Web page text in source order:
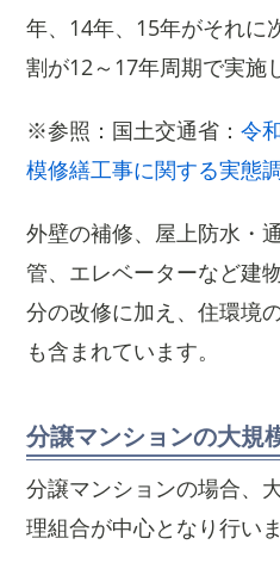
年、14年、15年がそれに
割が12～17年周期で実施
※参照：国土交通省： 令
模修繕工事に関する実態
外壁の補修、屋上防水・
管、エレベーターなど建
分の改修に加え、住環境
も含まれています。
分譲マンションの大規
分譲マンションの場合、
理組合が中心となり行いま